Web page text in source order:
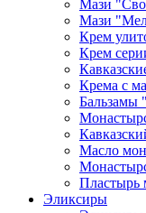
Мази
Мази
Крем
Крем
Крема с
Бальзамы
Масло
Пластырь
Эликсиры